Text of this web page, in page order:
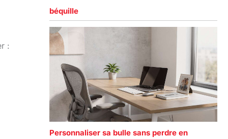
:
béquille
Personnaliser sa bulle sans perdre en